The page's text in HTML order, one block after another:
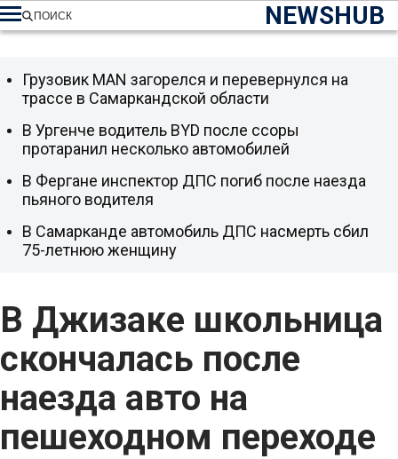
NEWSHUB
ПОИСК
В Джизаке школьница
скончалась после
наезда авто на
пешеходном переходе
Грузовик MAN загорелся и перевернулся на
трассе в Самаркандской области
В Ургенче водитель BYD после ссоры
протаранил несколько автомобилей
В Фергане инспектор ДПС погиб после наезда
пьяного водителя
В Самарканде автомобиль ДПС насмерть сбил
75-летнюю женщину